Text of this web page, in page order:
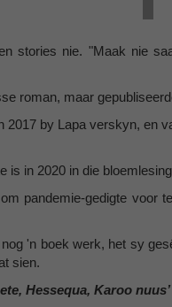
stories nie. "Maak nie
roman, maar
2017 by Lapa verskyn, en
is in 2020 in die
pandemie-gedigte voor
'n boek werk, het sy
sien.
Hessequa, Karoo nuus’